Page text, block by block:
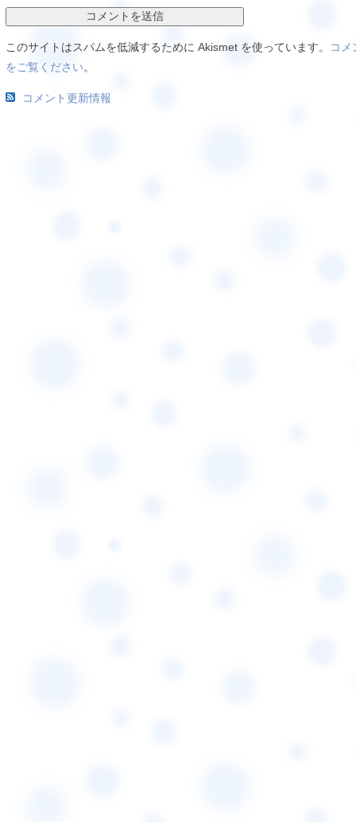
このサイトはスパムを低減するために Akismet を使っています。
コメ
をご覧ください。
コメント更新情報